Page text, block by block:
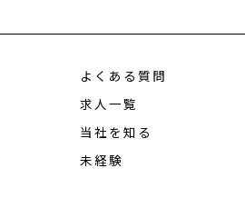
よくある質問
求人一覧
当社を知る
未経験